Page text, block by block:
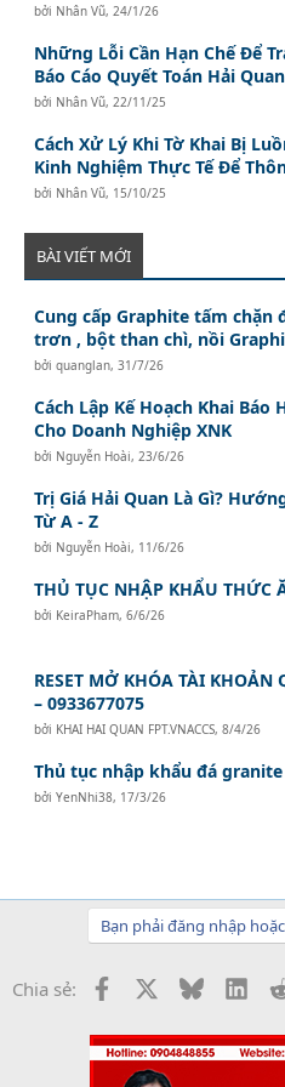
bởi Nhân Vũ, 24/1/26
Những Lỗi Cần Hạn Chế Để
Báo Cáo Quyết Toán Hải Quan
bởi Nhân Vũ, 22/11/25
Cách Xử Lý Khi Tờ Khai Bị
Kinh Nghiệm Thực Tế Để
bởi Nhân Vũ, 15/10/25
BÀI VIẾT MỚI
Cung cấp Graphite tấm
trơn , bột than chì, nồi
bởiquanglan,31/7/26
Cách Lập Kế Hoạch Khai Báo
Cho Doanh Nghiệp XNK
bởi Nguyễn Hoài, 23/6/26
Trị Giá Hải Quan Là Gì?
Từ A - Z
bởi Nguyễn Hoài, 11/6/26
THỦ TỤC NHẬP KHẨU THỨC
bởi KeiraPham,6/6/26
RESET MỞ KHÓA TÀI KHOẢN
– 0933677075
bởi KHAI HAI QUAN FPT.VNACCS,8/4/26
Thủ tục nhập khẩu đá granite
bởiYenNhi38, 17/3/26
Bạn phải đăng nhập
Chia sẻ: Facebook Bluesky